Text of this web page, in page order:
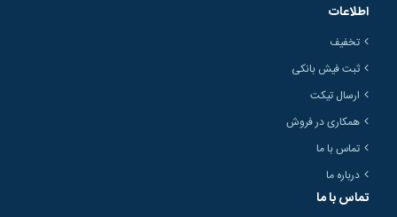
اطلاعات
تخفیف
ثبت فیش بانکی
ارسال تیکت
همکاری در فروش
تماس با ما
درباره ما
تماس با ما